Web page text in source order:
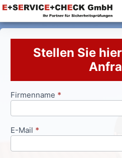
Stellen Sie
Anfrageformular
Firmenname *
E-Mail *